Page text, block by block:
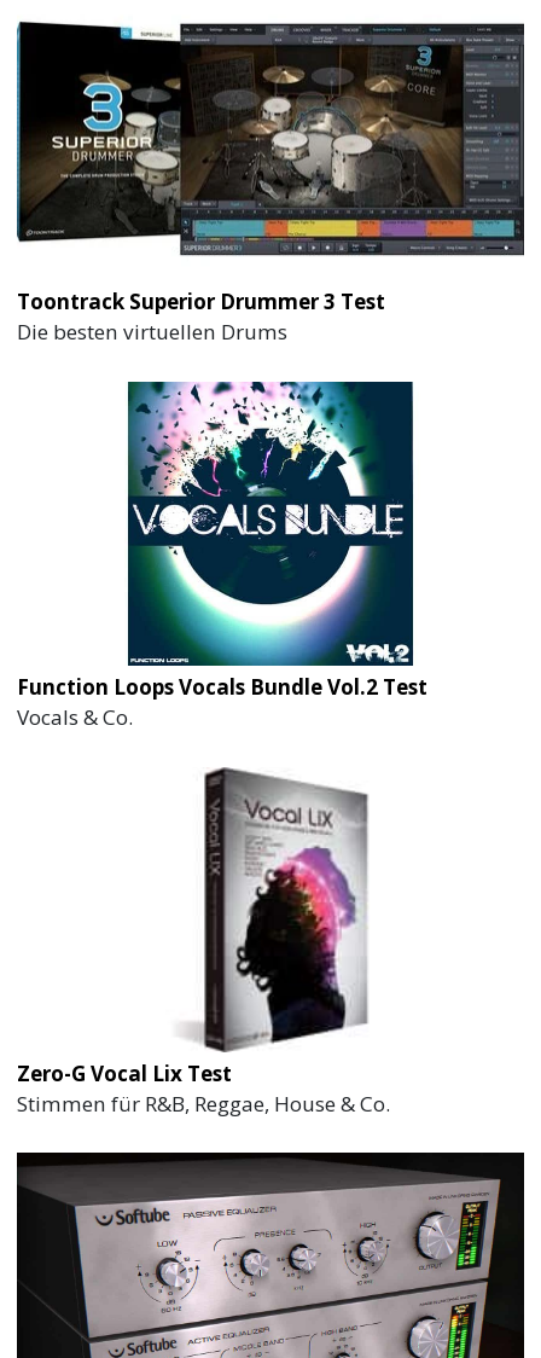
Toontrack Superior Drummer 3 Test
Die besten virtuellen Drums
Function Loops Vocals Bundle Vol.2 Test
Vocals & Co.
Zero-G Vocal Lix Test
Stimmen für R&B, Reggae, House & Co.